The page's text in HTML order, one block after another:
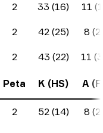
2 33 (16) 11
2 42 (25) 8 (2)
2 43 (22) 11
Peta K (HS) A
2 52 (14) 8 (2)